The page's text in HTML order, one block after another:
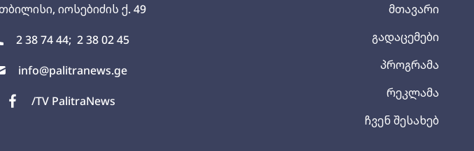
იოსებიძის ქ. 49
2 38 74 44; 2 38 02 45
info@palitranews.ge
/TV PalitraNews
მთავარი
გადაცემები
პროგრამა
რეკლამა
ჩვენ შესახებ